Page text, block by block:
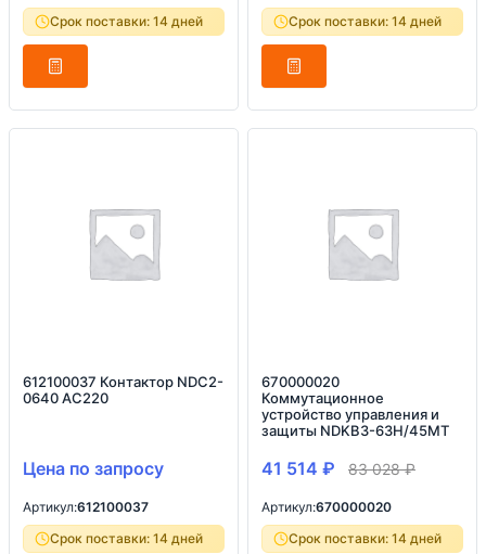
Срок поставки: 14 дней
Срок поставки: 14 дней
612100037 Контактор NDC2-
0640 AC220
Цена по запросу
Артикул:612100037
Срок поставки: 14 дней
670000020
Коммутационное
устройство управления и
защиты NDKB3-63H/45MT
41 514 ₽ 83 028₽
Артикул:670000020
Срок поставки: 14 дней